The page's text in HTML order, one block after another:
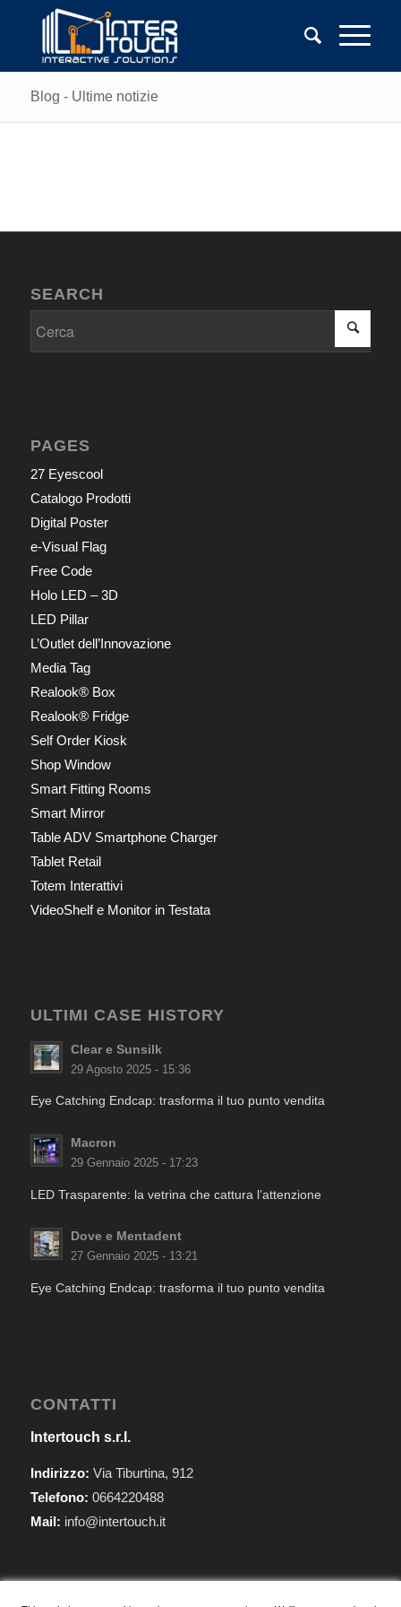
Blog - Ultime notizie
SEARCH
PAGES
27 Eyescool
Catalogo Prodotti
Digital Poster
e-Visual Flag
Free Code
Holo LED – 3D
LED Pillar
L’Outlet dell’Innovazione
Media Tag
Realook® Box
Realook® Fridge
Self Order Kiosk
Shop Window
Smart Fitting Rooms
Smart Mirror
Table ADV Smartphone Charger
Tablet Retail
Totem Interattivi
VideoShelf e Monitor in Testata
ULTIMI CASE HISTORY
Clear e Sunsilk
29 Agosto 2025 - 15:36
Eye Catching Endcap: trasforma il tuo punto vendita
Macron
29 Gennaio 2025 - 17:23
LED Trasparente: la vetrina che cattura l’attenzione
Dove e Mentadent
27 Gennaio 2025 - 13:21
Eye Catching Endcap: trasforma il tuo punto vendita
CONTATTI
Intertouch s.r.l.
Indirizzo: Via Tiburtina, 912
Telefono: 0664220488
Mail: info@intertouch.it